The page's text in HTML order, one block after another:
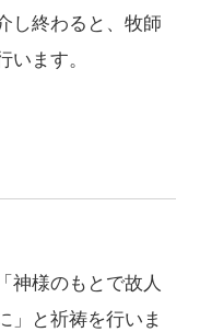
し終わると、牧師
います。
神様のもとで故人
」と祈祷を行いま